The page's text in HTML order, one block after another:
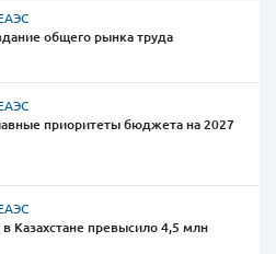
общего рынка труда
приоритеты бюджета на 2027
Казахстане превысило 4,5 млн